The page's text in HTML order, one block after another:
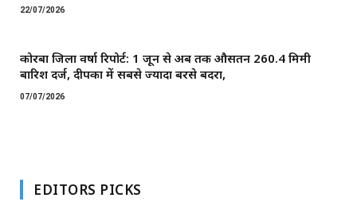
22/07/2026
कोरबा जिला वर्षा रिपोर्ट: 1 जून से अब तक औसतन 260.4 मिमी
बारिश दर्ज, दीपका में सबसे ज्यादा बरसे बदरा,
07/07/2026
EDITORS PICKS